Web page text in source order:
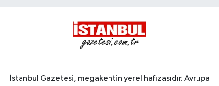
İstanbul Gazetesi, megakentin yerel hafızasıdır. Avrupa